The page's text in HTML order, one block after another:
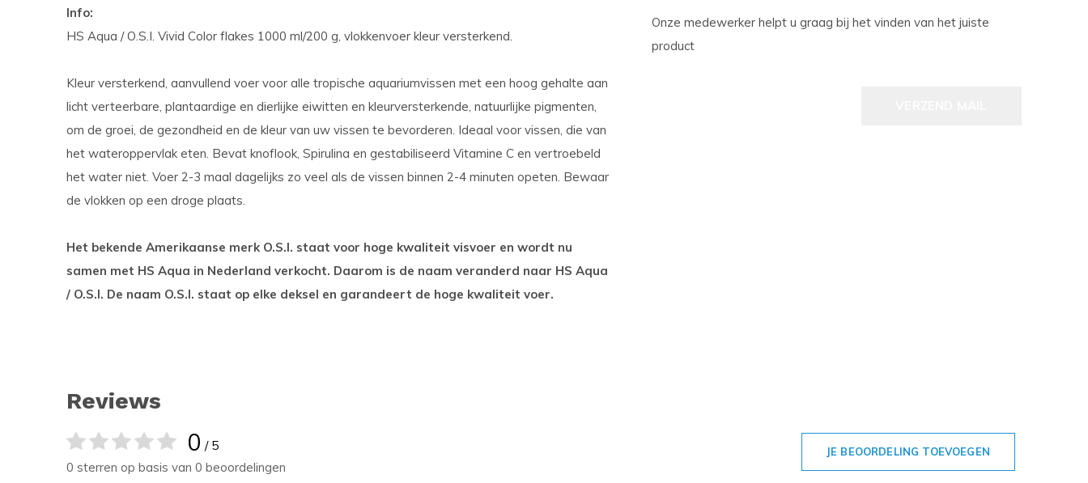
Info:
HS Aqua / O.S.I. Vivid Color flakes 1000 ml/200 g, vlokkenvoer kleur versterkend.
Kleur versterkend, aanvullend voer voor alle tropische aquariumvissen met een hoog gehalte aan
licht verteerbare, plantaardige en dierlijke eiwitten en kleurversterkende, natuurlijke pigmenten,
om de groei, de gezondheid en de kleur van uw vissen te bevorderen. Ideaal voor vissen, die van
het wateroppervlak eten. Bevat knoflook, Spirulina en gestabiliseerd Vitamine C en vertroebeld
het water niet. Voer 2-3 maal dagelijks zo veel als de vissen binnen 2-4 minuten opeten. Bewaar
de vlokken op een droge plaats.
Het bekende Amerikaanse merk O.S.I. staat voor hoge kwaliteit visvoer en wordt nu
samen met HS Aqua in Nederland verkocht. Daarom is de naam veranderd naar HS Aqua
/ O.S.I. De naam O.S.I. staat op elke deksel en garandeert de hoge kwaliteit voer.
Onze medewerker helpt u graag bij het vinden van het juiste
product
Reviews
0 / 5
0 sterren op basis van 0 beoordelingen
JE BEOORDELING TOEVOEGEN